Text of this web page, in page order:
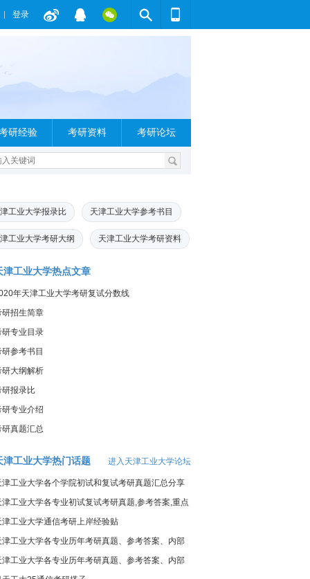
登录
研经验 考研资料 考研论坛
工业大学报录比 天津工业大学参考书目
工业大学考研大纲 天津工业大学考研资料
津工业大学热点文章
年天津工业大学考研复试分数线
研招生简章
研专业目录
研参考书目
研大纲解析
研报录比
研专业介绍
研真题汇总
津工业大学热门话题 进入天津工业大学论坛
津工业大学各个学院初试和复试考研真题汇总分享
津工业大学各专业初试复试考研真题,参考答案,重点
围
津工业大学通信考研上岸经验贴
津工业大学各专业历年考研真题、参考答案、内部
记
津工业大学各专业历年考研真题、参考答案、内部